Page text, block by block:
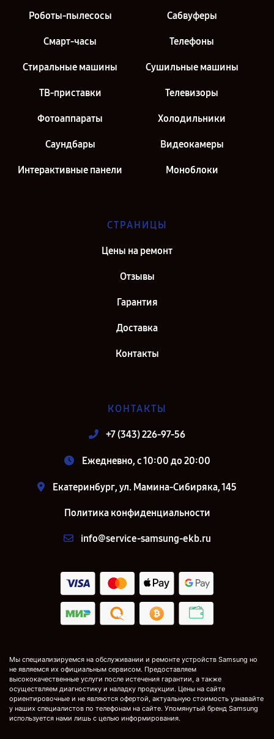
Роботы-пылесосы Сабвуферы
Смарт-часы Телефоны
Стиральные машины Сушильные машины
ТВ-приставки Телевизоры
Фотоаппараты Холодильники
Саундбары Видеокамеры
Интерактивные панели Моноблоки
СТРАНИЦЫ
Цены на ремонт
Отзывы
Гарантия
Доставка
Контакты
КОНТАКТЫ
+7 (343) 226-97-56
Ежедневно, с 10:00 до 20:00
Екатеринбург, ул. Мамина-Сибиряка, 145
Политика конфиденциальности
info@service-samsung-ekb.ru
Мы специализируемся на обслуживании и ремонте устройств Samsung но
не являемся их официальным сервисом. Предоставляем
высококачественные услуги после истечения гарантии, а также
осуществляем диагностику и наладку продукции. Цены на сайте
ориентировочные и не являются офертой, актуальную стоимость узнавайте
у наших специалистов по телефонам на сайте. Упомянутый бренд Samsung
используется нами лишь с целью информирования.